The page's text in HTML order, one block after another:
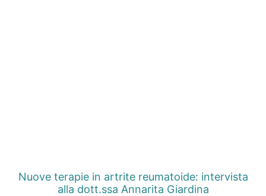
Nuove terapie in artrite reumatoide: intervista
alla dott.ssa Annarita Giardina